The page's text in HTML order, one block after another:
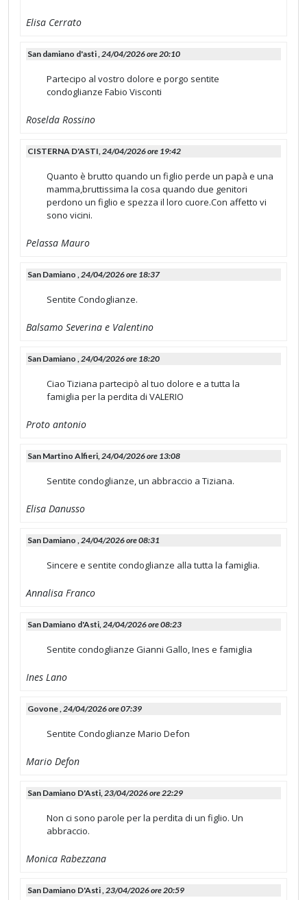
Elisa Cerrato
San damiano d'asti ,24/04/2026 ore 20:10
Partecipo al vostro dolore e porgo sentite
condoglianze Fabio Visconti
Roselda Rossino
CISTERNA D'ASTI,24/04/2026 ore 19:42
Quanto è brutto quando un figlio perde un papà e una
mamma,bruttissima la cosa quando due genitori
perdono un figlio e spezza il loro cuore.Con affetto vi
sono vicini.
Pelassa Mauro
San Damiano ,24/04/2026 ore 18:37
Sentite Condoglianze.
Balsamo Severina e Valentino
San Damiano ,24/04/2026 ore 18:20
Ciao Tiziana partecipò al tuo dolore e a tutta la
famiglia per la perdita di VALERIO
Proto antonio
San Martino Alfieri,24/04/2026 ore 13:08
Sentite condoglianze, un abbraccio a Tiziana.
Elisa Danusso
San Damiano ,24/04/2026 ore 08:31
Sincere e sentite condoglianze alla tutta la famiglia.
Annalisa Franco
San Damiano d'Asti,24/04/2026 ore 08:23
Sentite condoglianze Gianni Gallo, Ines e famiglia
Ines Lano
Govone ,24/04/2026 ore 07:39
Sentite Condoglianze Mario Defon
Mario Defon
San Damiano D'Asti,23/04/2026 ore 22:29
Non ci sono parole per la perdita di un figlio. Un
abbraccio.
Monica Rabezzana
San Damiano D'Asti ,23/04/2026 ore 20:59